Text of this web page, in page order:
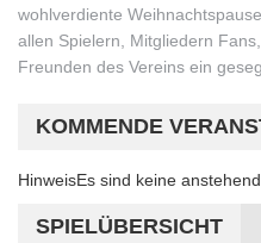
wohlverdiente
allen Spielern, Mitgliedern
Freunden des Vereins ein
KOMMENDE
HinweisEs sind keine
SPIELÜBERSICHT